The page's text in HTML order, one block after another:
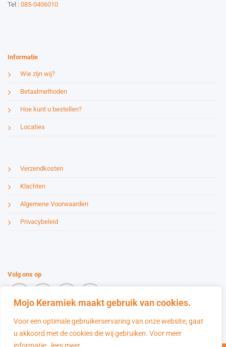
Mojo Keramiek maakt gebruik van cookies.
Voor een optimale gebruikerservaring van onze website, gaat
u akkoord met de cookies die wij gebruiken. Voor meer
Tel : 085-0406010
Informatie
Wie zijn wij?
Betaalmethoden
Hoe kunt u bestellen?
Locaties
Verzendkosten
Klachten
Algemene Voorwaarden
Privacybeleid
Volg ons op
MFR 75-NW Smidsvuur kolen met